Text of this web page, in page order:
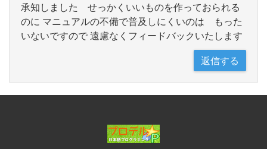
承知しました せっかくいいものを作っておられる
のに マニュアルの不備で普及しにくいのは もった
いないですので 遠慮なくフィードバックいたします